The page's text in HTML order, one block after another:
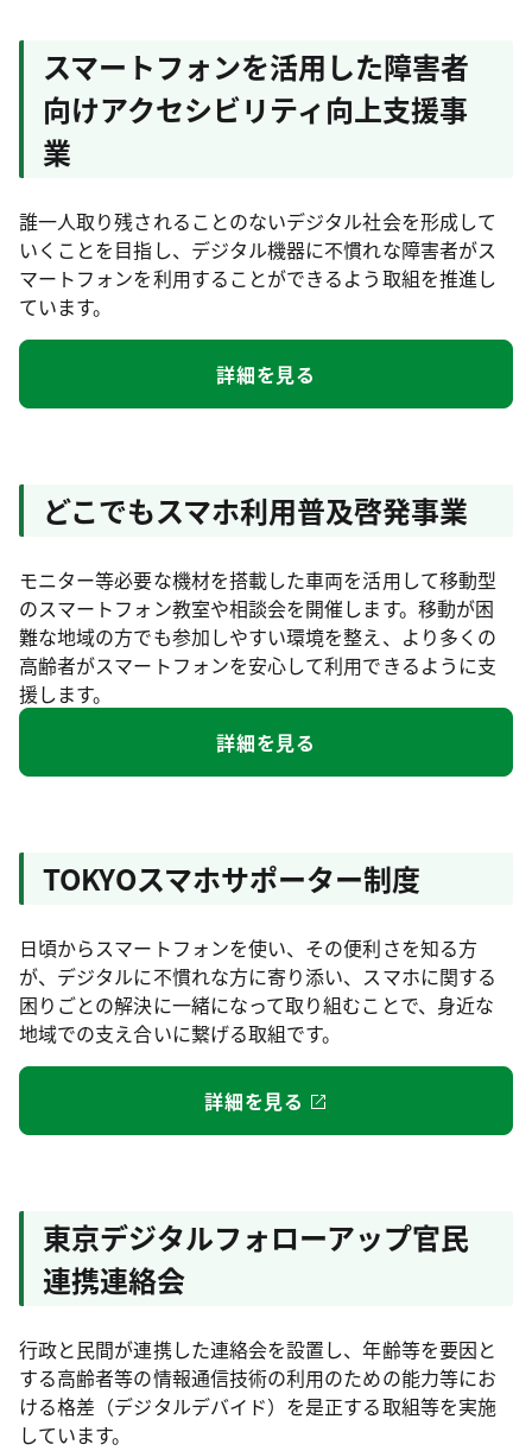
スマートフォンを活用した障害者
向けアクセシビリティ向上支援事
業
誰一人取り残されることのないデジタル社会を形成して
いくことを目指し、デジタル機器に不慣れな障害者がス
マートフォンを利用することができるよう取組を推進し
ています。
詳細を見る
どこでもスマホ利用普及啓発事業
モニター等必要な機材を搭載した車両を活用して移動型
のスマートフォン教室や相談会を開催します。移動が困
難な地域の方でも参加しやすい環境を整え、より多くの
高齢者がスマートフォンを安心して利用できるように支
援します。
詳細を見る
TOKYOスマホサポーター制度
日頃からスマートフォンを使い、その便利さを知る方
が、デジタルに不慣れな方に寄り添い、スマホに関する
困りごとの解決に一緒になって取り組むことで、身近な
地域での支え合いに繋げる取組です。
詳細を見る
東京デジタルフォローアップ官民
連携連絡会
行政と民間が連携した連絡会を設置し、年齢等を要因と
する高齢者等の情報通信技術の利用のための能力等にお
ける格差（デジタルデバイド）を是正する取組等を実施
しています。